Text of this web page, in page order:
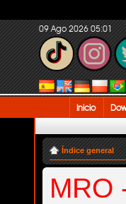
09 Ago 2026 05:01
Inicio
Índice general
MRO